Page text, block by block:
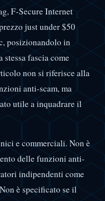
F-Secure Internet
just under $50
posizionandolo in
fascia come
non si riferisce alla
anti-scam, ma
utile a inquadrare il
e commerciali. Non è
delle funzioni anti-
indipendenti come
è specificato se il